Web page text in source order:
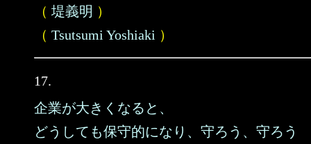
（ 堤義明 ）
（ Tsutsumi Yoshiaki ）
17.
企業が大きくなると、
どうしても保守的になり、守ろう、守ろう